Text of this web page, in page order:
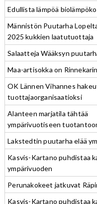
Edullista lämpöä
Männistön Puutarha
2025 kukkien laatutuottaja
Salaatteja Wääksyn
Maa-artisokka on
OK Lännen Vihannes
tuottajaorganisaatioksi
Alanteen marjatila tähtää
ympärivuotiseen
Lakstedtin puutarha elää
Kasvis-Kartano puhdistaa
ympärivuoden
Perunakokeet jatkuvat
Kasvis-Kartano puhdistaa